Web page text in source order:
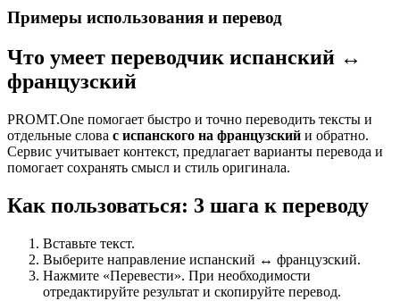
Примеры использования и перевод
Что умеет переводчик испанский ↔
французский
PROMT.One помогает быстро и точно переводить тексты и
отдельные слова с испанского на французский и обратно.
Сервис учитывает контекст, предлагает варианты перевода и
помогает сохранять смысл и стиль оригинала.
Как пользоваться: 3 шага к переводу
Вставьте текст.
Выберите направление испанский ↔ французский.
Нажмите «Перевести». При необходимости
отредактируйте результат и скопируйте перевод.